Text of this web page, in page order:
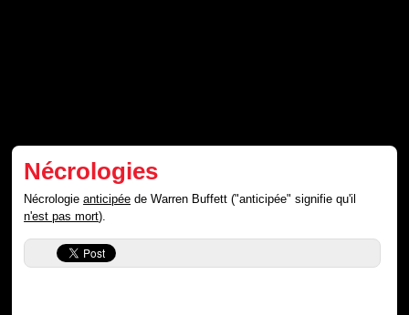
Nécrologies
Nécrologieanticipée de Warren Buffett ("anticipée" signifie qu'il
n'est pas mort).